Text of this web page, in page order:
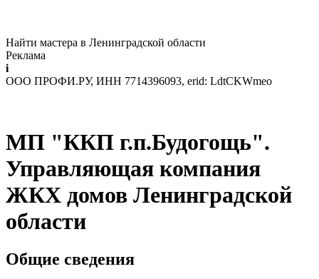
Найти мастера в Ленинградской области
Реклама
i
ООО ПРОФИ.РУ, ИНН 7714396093, erid: LdtCKWmeo
МП "ККП г.п.Будогощь".
Управляющая компания
ЖКХ домов Ленинградской
области
Общие сведения